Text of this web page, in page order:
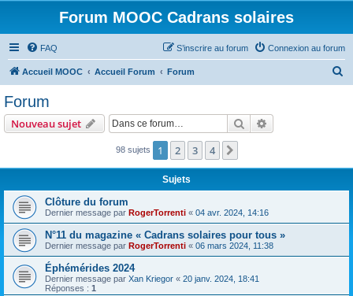
Forum MOOC Cadrans solaires
FAQ Connexion au forum
S’inscrire au forum
Accueil MOOC Accueil Forum Forum
e
Forum
Nouveau sujet Rechercher
98 sujets 1 2 3 4
Sujets
Clôture du forum
Dernier message par RogerTorrenti « 04 avr. 2024, 14:16
N°11 du magazine « Cadrans solaires pour tous »
Dernier message par RogerTorrenti « 06 mars 2024, 11:38
Éphémérides 2024
Dernier message par Xan Kriegor « 20 janv. 2024, 18:41
Réponses : 1